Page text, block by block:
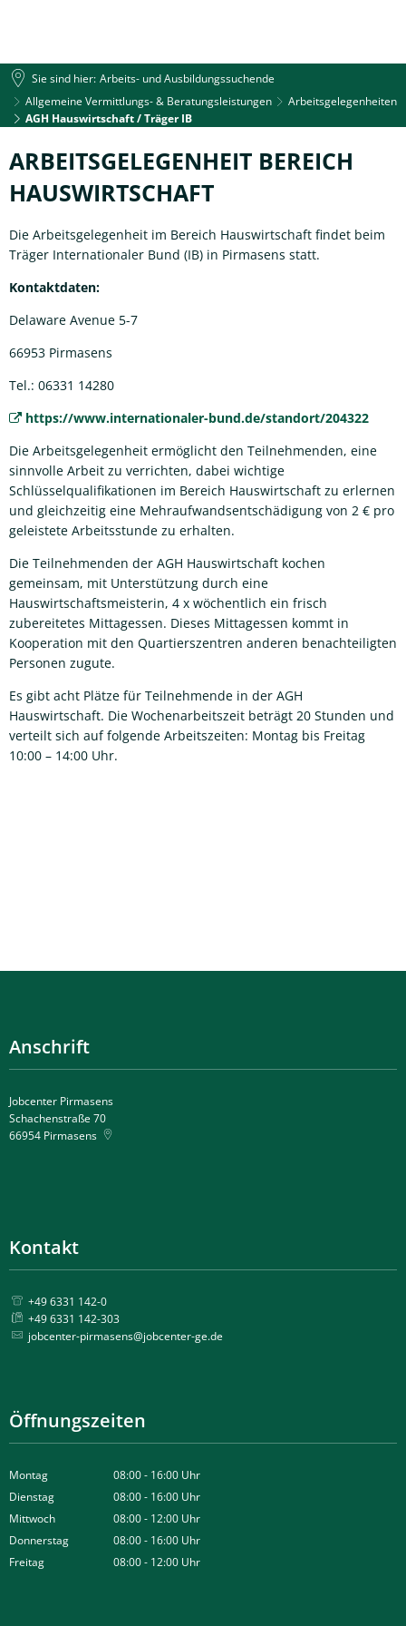
Sie sind hier: Arbeits- und Ausbildungssuchende
Allgemeine Vermittlungs- & Beratungsleistungen
Arbeitsgelegenheiten
AGH Hauswirtschaft / Träger IB
AGH
Hauswirtschaft
Träger
IB
ARBEITSGELEGENHEIT BEREICH
HAUSWIRTSCHAFT
Die Arbeitsgelegenheit im Bereich Hauswirtschaft findet beim
Träger Internationaler Bund (IB) in Pirmasens statt.
Kontaktdaten:
Delaware Avenue 5-7
66953 Pirmasens
Tel.: 06331 14280
https://www.internationaler-bund.de/standort/204322
Die Arbeitsgelegenheit ermöglicht den Teilnehmenden, eine
sinnvolle Arbeit zu verrichten, dabei wichtige
Schlüsselqualifikationen im Bereich Hauswirtschaft zu erlernen
und gleichzeitig eine Mehraufwandsentschädigung von 2 € pro
geleistete Arbeitsstunde zu erhalten.
Die Teilnehmenden der AGH Hauswirtschaft kochen
gemeinsam, mit Unterstützung durch eine
Hauswirtschaftsmeisterin, 4 x wöchentlich ein frisch
zubereitetes Mittagessen. Dieses Mittagessen kommt in
Kooperation mit den Quartierszentren anderen benachteiligten
Personen zugute.
Es gibt acht Plätze für Teilnehmende in der AGH
Hauswirtschaft. Die Wochenarbeitszeit beträgt 20 Stunden und
verteilt sich auf folgende Arbeitszeiten: Montag bis Freitag
10:00 – 14:00 Uhr.
Anschrift
Jobcenter Pirmasens
Schachenstraße 70
66954 Pirmasens
Kontakt
+49 6331 142-0
+49 6331 142-303
jobcenter-pirmasens@jobcenter-ge.de
Öffnungszeiten
Montag 08:00- 16:00 Uhr
Von 08:00 bis 16:00 Uhr
Dienstag 08:00- 16:00 Uhr
Von 08:00 bis 16:00 Uhr
Mittwoch 08:00- 12:00 Uhr
Von 08:00 bis 12:00 Uhr
Donnerstag 08:00- 16:00 Uhr
Von 08:00 bis 16:00 Uhr
Freitag 08:00- 12:00 Uhr